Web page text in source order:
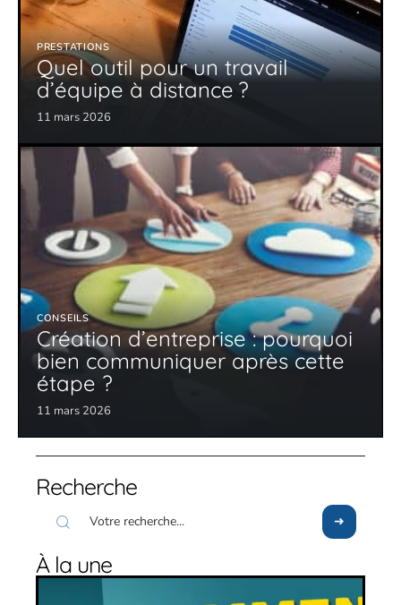
PRESTATIONS
Quel outil pour un travail
d’équipe à distance ?
11 mars 2026
CONSEILS
Création d’entreprise : pourquoi
bien communiquer après cette
étape ?
11 mars 2026
Recherche
À la une